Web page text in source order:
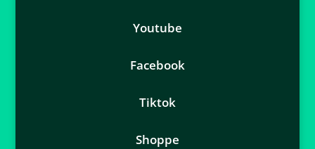
Youtube
Facebook
Tiktok
Shoppe